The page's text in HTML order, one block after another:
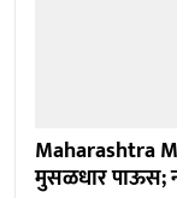
Maharashtra
मुसळधार पाऊस;